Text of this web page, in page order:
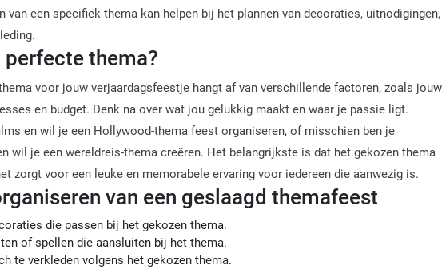
van een specifiek thema kan helpen bij het plannen van decoraties, uitnodigingen,
perfecte thema?
voor jouw verjaardagsfeestje hangt af van verschillende factoren, zoals jouw
en budget. Denk na over wat jou gelukkig maakt en waar je passie ligt.
en wil je een Hollywood-thema feest organiseren, of misschien ben je
wil je een wereldreis-thema creëren. Het belangrijkste is dat het gekozen thema
zorgt voor een leuke en memorabele ervaring voor iedereen die aanwezig is.
van een geslaagd themafeest
die passen bij het gekozen thema.
of spellen die aansluiten bij het thema.
te verkleden volgens het gekozen thema.